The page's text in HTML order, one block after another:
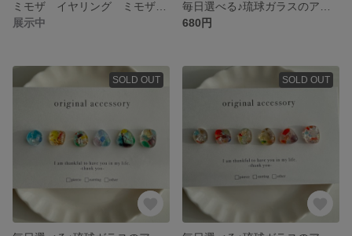
展示中
680円
SOLD OUT SOLD OUT